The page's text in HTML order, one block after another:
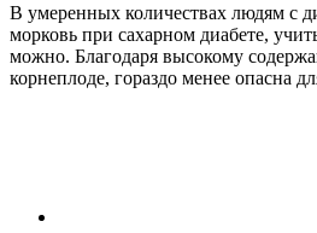
В умеренных количествах людям с
морковь при сахарном диабете,
можно. Благодаря высокому
корнеплоде, гораздо менее опасна